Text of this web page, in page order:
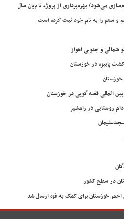
می‌شود/ بهره‌برداری از پروژه تا پایان سال
و ستم را به نام خود ثبت کرده است
شمالی و جنوبی اهواز
بین المللی قصه گویی در خوزستان
روستایی در رامشیر
در سطح کشور
احمر خوزستان برای کمک به غزه ارسال شد